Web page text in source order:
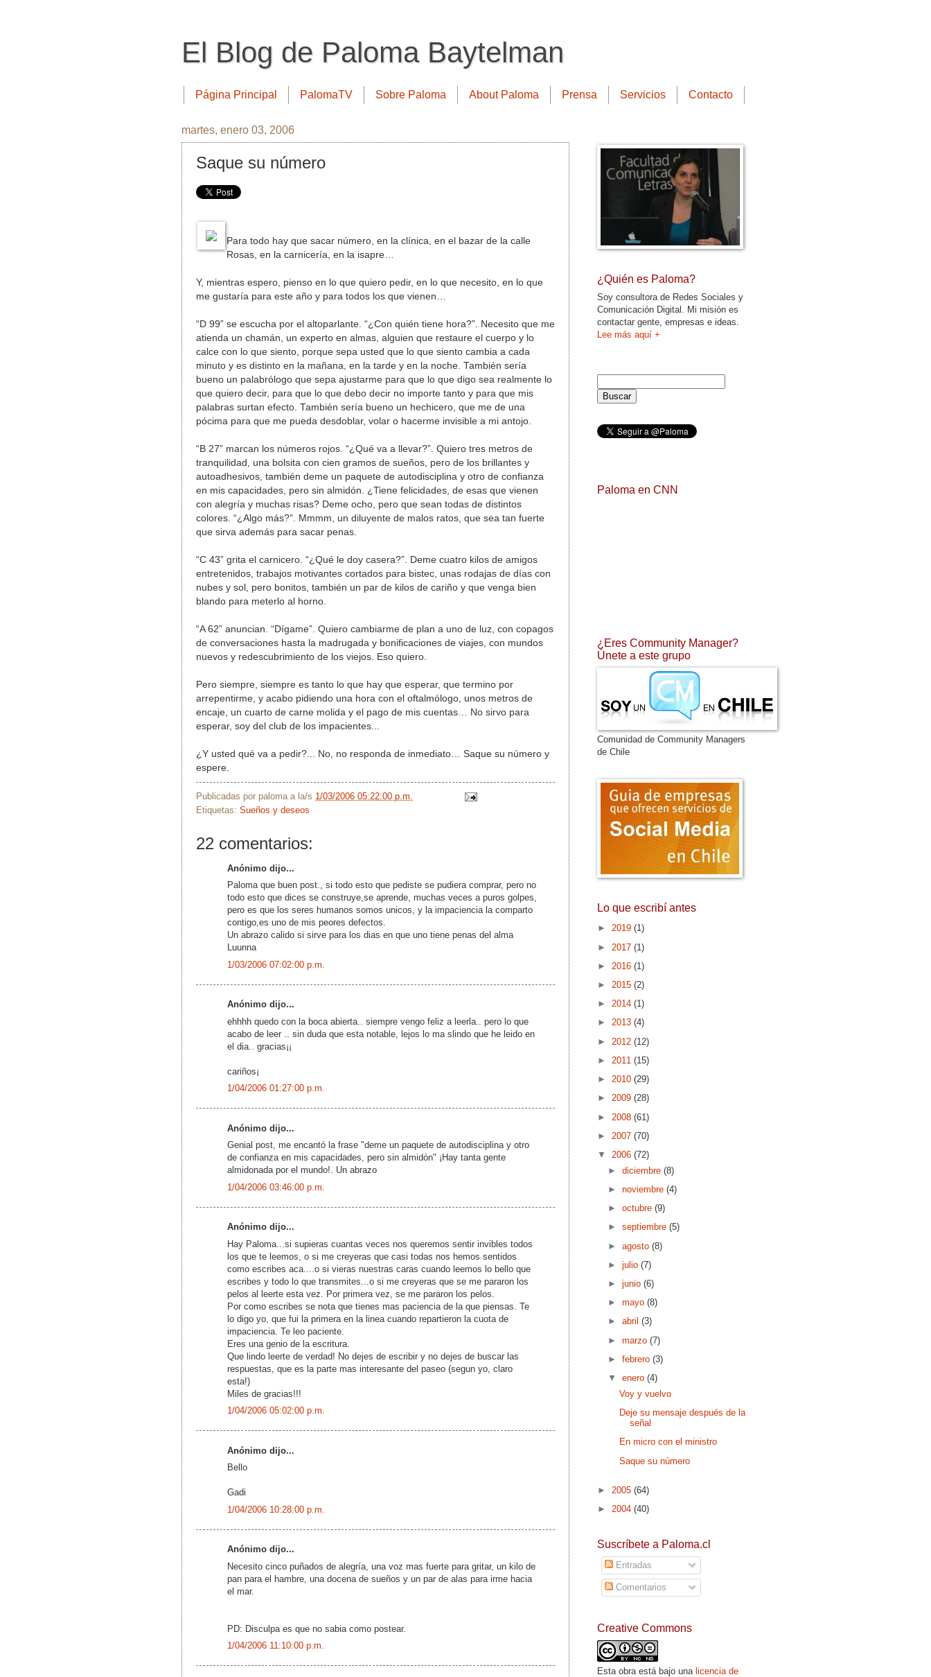
El Blog de Paloma Baytelman
Página Principal PalomaTV Sobre Paloma About Paloma Prensa Servicios Contacto
martes, enero 03, 2006
Saque su número
Para todo hay que sacar número, en la clínica, en el bazar de la calle
Rosas, en la carnicería, en la isapre…
Y, mientras espero, pienso en lo que quiero pedir, en lo que necesito, en lo que
me gustaría para este año y para todos los que vienen…
“D 99” se escucha por el altoparlante. “¿Con quién tiene hora?”. Necesito que me
atienda un chamán, un experto en almas, alguien que restaure el cuerpo y lo
calce con lo que siento, porque sepa usted que lo que siento cambia a cada
minuto y es distinto en la mañana, en la tarde y en la noche. También sería
bueno un palabrólogo que sepa ajustarme para que lo que digo sea realmente lo
que quiero decir, para que lo que debo decir no importe tanto y para que mis
palabras surtan efecto. También sería bueno un hechicero, que me de una
pócima para que me pueda desdoblar, volar o hacerme invisible a mi antojo.
“B 27” marcan los números rojos. “¿Qué va a llevar?”. Quiero tres metros de
tranquilidad, una bolsita con cien gramos de sueños, pero de los brillantes y
autoadhesivos, también deme un paquete de autodisciplina y otro de confianza
en mis capacidades, pero sin almidón. ¿Tiene felicidades, de esas que vienen
con alegría y muchas risas? Deme ocho, pero que sean todas de distintos
colores. “¿Algo más?”. Mmmm, un diluyente de malos ratos, que sea tan fuerte
que sirva además para sacar penas.
“C 43” grita el carnicero. “¿Qué le doy casera?”. Deme cuatro kilos de amigos
entretenidos, trabajos motivantes cortados para bistec, unas rodajas de días con
nubes y sol, pero bonitos, también un par de kilos de cariño y que venga bien
blando para meterlo al horno.
“A 62” anuncian. “Dígame”. Quiero cambiarme de plan a uno de luz, con copagos
de conversaciones hasta la madrugada y bonificaciones de viajes, con mundos
nuevos y redescubrimiento de los viejos. Eso quiero.
Pero siempre, siempre es tanto lo que hay que esperar, que termino por
arrepentirme, y acabo pidiendo una hora con el oftalmólogo, unos metros de
encaje, un cuarto de carne molida y el pago de mis cuentas… No sirvo para
esperar, soy del club de los impacientes...
¿Y usted qué va a pedir?... No, no responda de inmediato… Saque su número y
espere.
Publicadas por paloma a la/s 1/03/2006 05:22:00 p.m.
Etiquetas: Sueños y deseos
22 comentarios:
Anónimo dijo...
Paloma que buen post., si todo esto que pediste se pudiera comprar, pero no
todo esto que dices se construye,se aprende, muchas veces a puros golpes,
pero es que los seres humanos somos unicos, y la impaciencia la comparto
contigo,es uno de mis peores defectos.
Un abrazo calido si sirve para los dias en que uno tiene penas del alma
Luunna
1/03/2006 07:02:00 p.m.
Anónimo dijo...
ehhhh quedo con la boca abierta.. siempre vengo feliz a leerla.. pero lo que
acabo de leer .. sin duda que esta notable, lejos lo ma slindo que he leido en
el dia.. gracias¡¡
cariños¡
1/04/2006 01:27:00 p.m.
Anónimo dijo...
Genial post, me encantó la frase "deme un paquete de autodisciplina y otro
de confianza en mis capacidades, pero sin almidón" ¡Hay tanta gente
almidonada por el mundo!. Un abrazo
1/04/2006 03:46:00 p.m.
Anónimo dijo...
Hay Paloma...si supieras cuantas veces nos queremos sentir invibles todos
los que te leemos, o si me creyeras que casi todas nos hemos sentidos
como escribes aca....o si vieras nuestras caras cuando leemos lo bello que
escribes y todo lo que transmites...o si me creyeras que se me pararon los
pelos al leerte esta vez. Por primera vez, se me pararon los pelos.
Por como escribes se nota que tienes mas paciencia de la que piensas. Te
lo digo yo, que fui la primera en la linea cuando repartieron la cuota de
impaciencia. Te leo paciente.
Eres una genio de la escritura.
Que lindo leerte de verdad! No dejes de escribir y no dejes de buscar las
respuestas, que es la parte mas interesante del paseo (segun yo, claro
esta!)
Miles de gracias!!!
1/04/2006 05:02:00 p.m.
Anónimo dijo...
Bello
Gadi
1/04/2006 10:28:00 p.m.
Anónimo dijo...
Necesito cinco puñados de alegría, una voz mas fuerte para gritar, un kilo de
pan para el hambre, una docena de sueños y un par de alas para irme hacia
el mar.
PD: Disculpa es que no sabia como postear.
1/04/2006 11:10:00 p.m.
¿Quién es Paloma?
Soy consultora de Redes Sociales y
Comunicación Digital. Mi misión es
contactar gente, empresas e ideas.
Lee más aquí +
Paloma en CNN
¿Eres Community Manager?
Únete a este grupo
Comunidad de Community Managers
de Chile
Lo que escribí antes
► 2019 (1)
► 2017 (1)
► 2016 (1)
► 2015 (2)
► 2014 (1)
► 2013 (4)
► 2012 (12)
► 2011 (15)
► 2010 (29)
► 2009 (28)
► 2008 (61)
► 2007 (70)
▼ 2006 (72)
►diciembre(8)
►noviembre(4)
►octubre(9)
►septiembre(5)
►agosto(8)
►julio(7)
►junio(6)
►mayo(8)
►abril(3)
►marzo(7)
►febrero(3)
▼enero(4)
Voy y vuelvo
Deje su mensaje después de la
señal
En micro con el ministro
Saque su número
► 2005 (64)
► 2004 (40)
Suscríbete a Paloma.cl
Entradas
Comentarios
Creative Commons
Esta obra está bajo una licencia de